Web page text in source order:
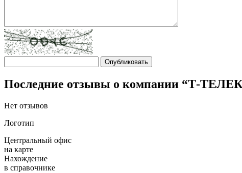
Последние отзывы о компании “Т-
Нет отзывов
Логотип
Центральный офис
на карте
Нахождение
в справочнике